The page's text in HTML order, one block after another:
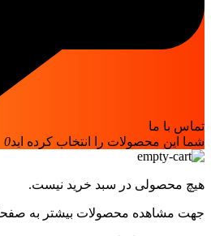
تماس با ما
شما این محصولات را انتخاب کرده اید0
هیچ محصولی در سبد خرید نیست.
جهت مشاهده محصولات بیشتر به